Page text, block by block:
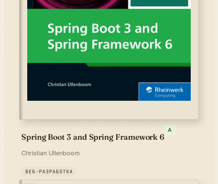
Spring Boot 3 and Spring Framework 6
A
Christian Ullenboom
ВЕБ-РАЗРАБОТКА